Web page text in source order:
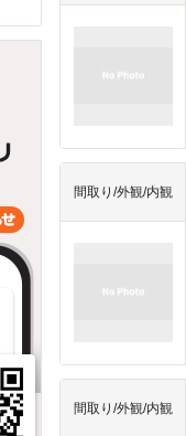
間取り/外観/内観
間取り/外観/内観